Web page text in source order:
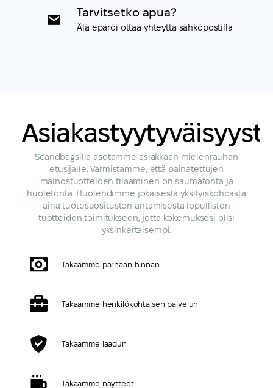
Tarvitsetko apua?
Älä epäröi ottaa yhteyttä sähköpostilla
Scandbagsilla asetamme asiakkaan mielenrauhan
etusijalle. Varmistamme, että painatettujen
mainostuotteiden tilaaminen on saumatonta ja
huoletonta. Huolehdimme jokaisesta yksityiskohdasta
aina tuotesuositusten antamisesta lopullisten
tuotteiden toimitukseen, jotta kokemuksesi olisi
yksinkertaisempi.
Takaamme parhaan hinnan
Takaamme henkilökohtaisen palvelun
Takaamme laadun
Takaamme näytteet